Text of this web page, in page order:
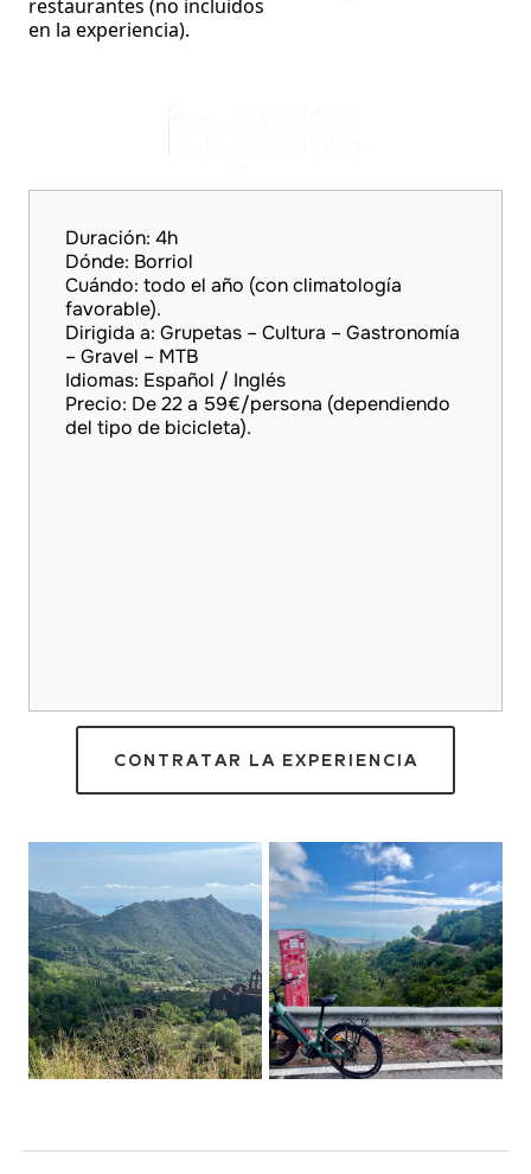
restaurantes (no incluidos
en la experiencia).
Duración: 4h
Dónde: Borriol
Cuándo: todo el año (con climatología
favorable).
Dirigida a: Grupetas – Cultura – Gastronomía
– Gravel – MTB
Idiomas: Español / Inglés
Precio: De 22 a 59€/persona (dependiendo
del tipo de bicicleta).
CONTRATAR LA EXPERIENCIA